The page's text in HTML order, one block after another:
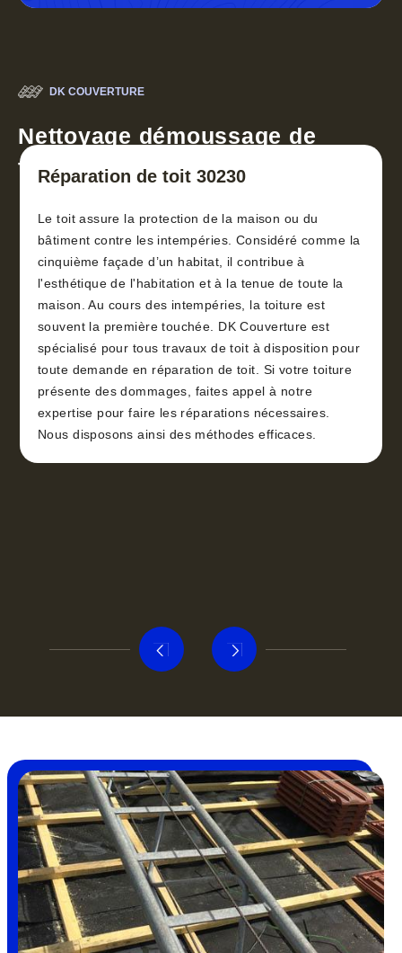
DK COUVERTURE
Nettoyage démoussage de
toiture 30
Réparation de toit 30230
Le toit assure la protection de la maison ou du
bâtiment contre les intempéries. Considéré comme la
cinquième façade d’un habitat, il contribue à
l'esthétique de l'habitation et à la tenue de toute la
maison. Au cours des intempéries, la toiture est
souvent la première touchée. DK Couverture est
spécialisé pour tous travaux de toit à disposition pour
toute demande en réparation de toit. Si votre toiture
présente des dommages, faites appel à notre
expertise pour faire les réparations nécessaires.
Nous disposons ainsi des méthodes efficaces.